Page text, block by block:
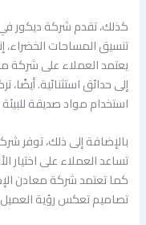
كذلك، تقدم شركة ديكور
تنسيق المساحات الخضراء،
يعتمد العملاء على شركة
إلى حدائق استثنائية.
استخدام مواد صديقة
بالإضافة إلى ذلك، توفر
تساعد العملاء على اختيار
كما تعتمد شركة معادن
تصاميم تعكس رؤية